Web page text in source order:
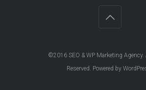
©2016 SEO & WP Marketing Agency.
Reserved. Powered by